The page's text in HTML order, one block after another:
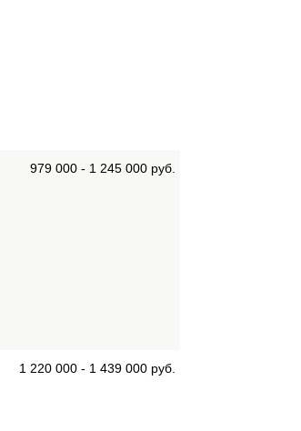
979 000 - 1 245 000 руб.
1 220 000 - 1 439 000 руб.